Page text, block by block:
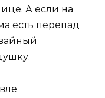
А если на
есть перепад